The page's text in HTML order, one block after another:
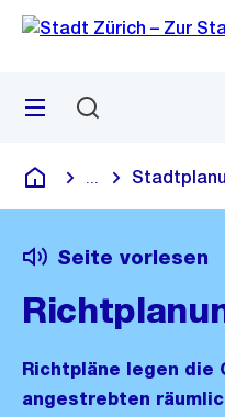
Navigation
Sprunglink
Menü
Deutsch
Blende alle
Seite vorlesen
Richtpläne legen die
angestrebten